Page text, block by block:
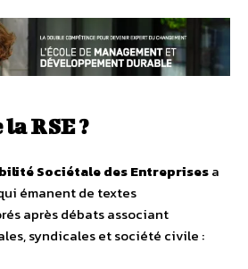
la RSE ?
Sociétale des Entreprisesa
émanent de textes
après débats associant
syndicales et société civile :